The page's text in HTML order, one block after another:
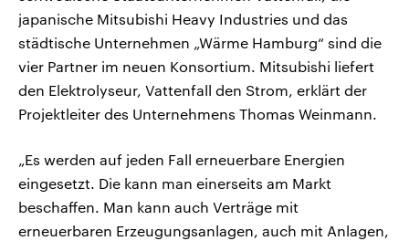
japanische Mitsubishi Heavy Industries und das
städtische Unternehmen „Wärme Hamburg“ sind die
vier Partner im neuen Konsortium. Mitsubishi liefert
den Elektrolyseur, Vattenfall den Strom, erklärt der
Projektleiter des Unternehmens Thomas Weinmann.
„Es werden auf jeden Fall erneuerbare Energien
eingesetzt. Die kann man einerseits am Markt
beschaffen. Man kann auch Verträge mit
erneuerbaren Erzeugungsanlagen, auch mit Anlagen,